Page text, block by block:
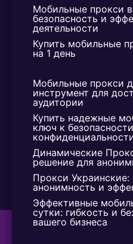
Мобильные прокси
безопасность и
деятельности
Купить мобильные
на 1 день
Мобильные прокси
инструмент для
аудитории
Купить надежные
ключ к
Динамические
решение для
Прокси Украинские:
анонимность и
Эффективные
сутки: гибкость и
вашего бизнеса